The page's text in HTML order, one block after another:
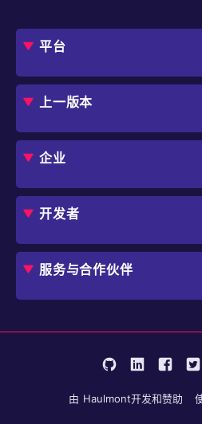
平台
概述
框架
Studio
扩展组件市场
DevOps 云
业务流程自动化
价格
评估指南
Jmix 适合我的项目吗？
上一版本
CUBA 平台
企业
角色
IT 负责人
独立软件开发商
企业架构师
用户案例
用例
应用程序现代化
避免 SaaS/低代码 供应商费用和
内部工作流自动化
开发者
概述
选择 Jmix
开始使用
学习
服务与合作伙伴
培训
由 Haulmont开发和赞助